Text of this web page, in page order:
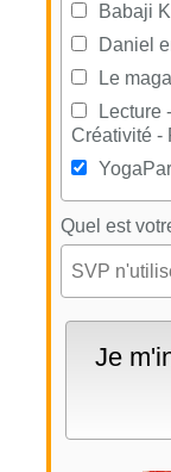
Babaji
Daniel
Le
Lecture
Créativité -
Quel est